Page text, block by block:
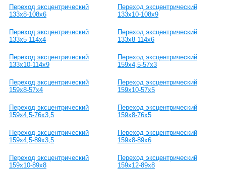
Переход эксцентрический
133х8-108х6
Переход эксцентрический
133х10-108х9
Переход эксцентрический
133х5-114х4
Переход эксцентрический
133х8-114х6
Переход эксцентрический
133х10-114х9
Переход эксцентрический
159х4,5-57х3
Переход эксцентрический
159х8-57х4
Переход эксцентрический
159х10-57х5
Переход эксцентрический
159х4,5-76х3,5
Переход эксцентрический
159х8-76х5
Переход эксцентрический
159х4,5-89х3,5
Переход эксцентрический
159х8-89х6
Переход эксцентрический
159х10-89х8
Переход эксцентрический
159х12-89х8